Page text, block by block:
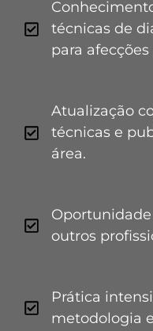
técnicas de
para
Atualização
técnicas e
área.
outros
Prática
metodologia